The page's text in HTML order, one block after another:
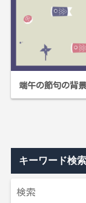
端午の節句の背景
キーワード検索